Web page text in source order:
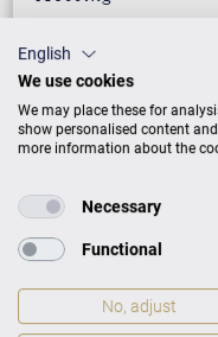
Makassar mit
Santos Palisander
Messing
Messing
CONCERT D-282
English
We use cookies
We may place these for
show personalised content
more information about the
Necessary
Functional
No, adjust